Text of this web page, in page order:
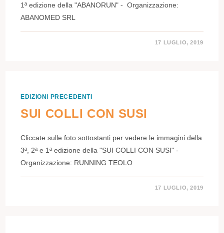
1ª edizione della "ABANORUN" - Organizzazione:
ABANOMED SRL
17 LUGLIO, 2019
EDIZIONI PRECEDENTI
SUI COLLI CON SUSI
Cliccate sulle foto sottostanti per vedere le immagini della
3ª, 2ª e 1ª edizione della "SUI COLLI CON SUSI" -
Organizzazione: RUNNING TEOLO
17 LUGLIO, 2019